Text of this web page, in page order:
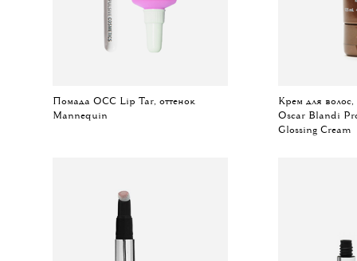
Помада OCC Lip Tar, оттенок
Mannequin
Крем для
Oscar Blandi
Glossing Cream